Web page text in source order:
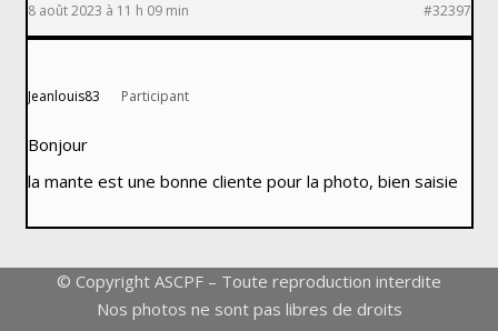
8 août 2023 à 11 h 09 min #32397
Jeanlouis83 Participant
Bonjour
la mante est une bonne cliente pour la photo, bien saisie
© Copyright ASCPF – Toute reproduction interdite
Nos photos ne sont pas libres de droits